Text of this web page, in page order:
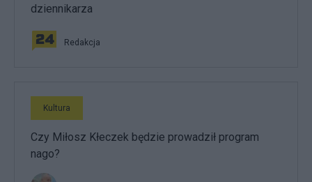
dziennikarza
Redakcja
Kultura
Czy Miłosz Kłeczek będzie prowadził program
nago?